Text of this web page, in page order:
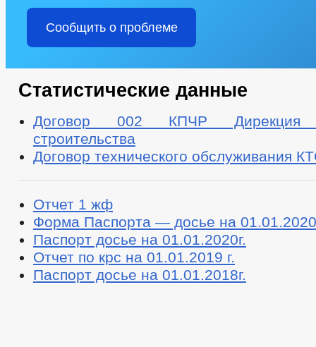
Сообщить о проблеме
Статистические данные
Договор 002 КПЧР Дирекция
строительства
Договор технического обслуживания
Отчет 1 жф
Форма Паспорта — досье на
Паспорт досье на 01.01.2020г.
Отчет по крс на 01.01.2019 г.
Паспорт досье на 01.01.2018г.